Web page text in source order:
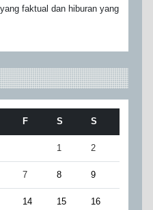
faktual dan hiburan yang
F S S
1 2
7 8 9
14 15 16